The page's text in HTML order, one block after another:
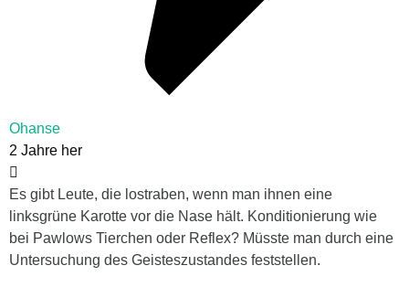
Ohanse
2 Jahre her
Es gibt Leute, die lostraben, wenn man ihnen eine
linksgrüne Karotte vor die Nase hält. Konditionierung wie
bei Pawlows Tierchen oder Reflex? Müsste man durch eine
Untersuchung des Geisteszustandes feststellen.